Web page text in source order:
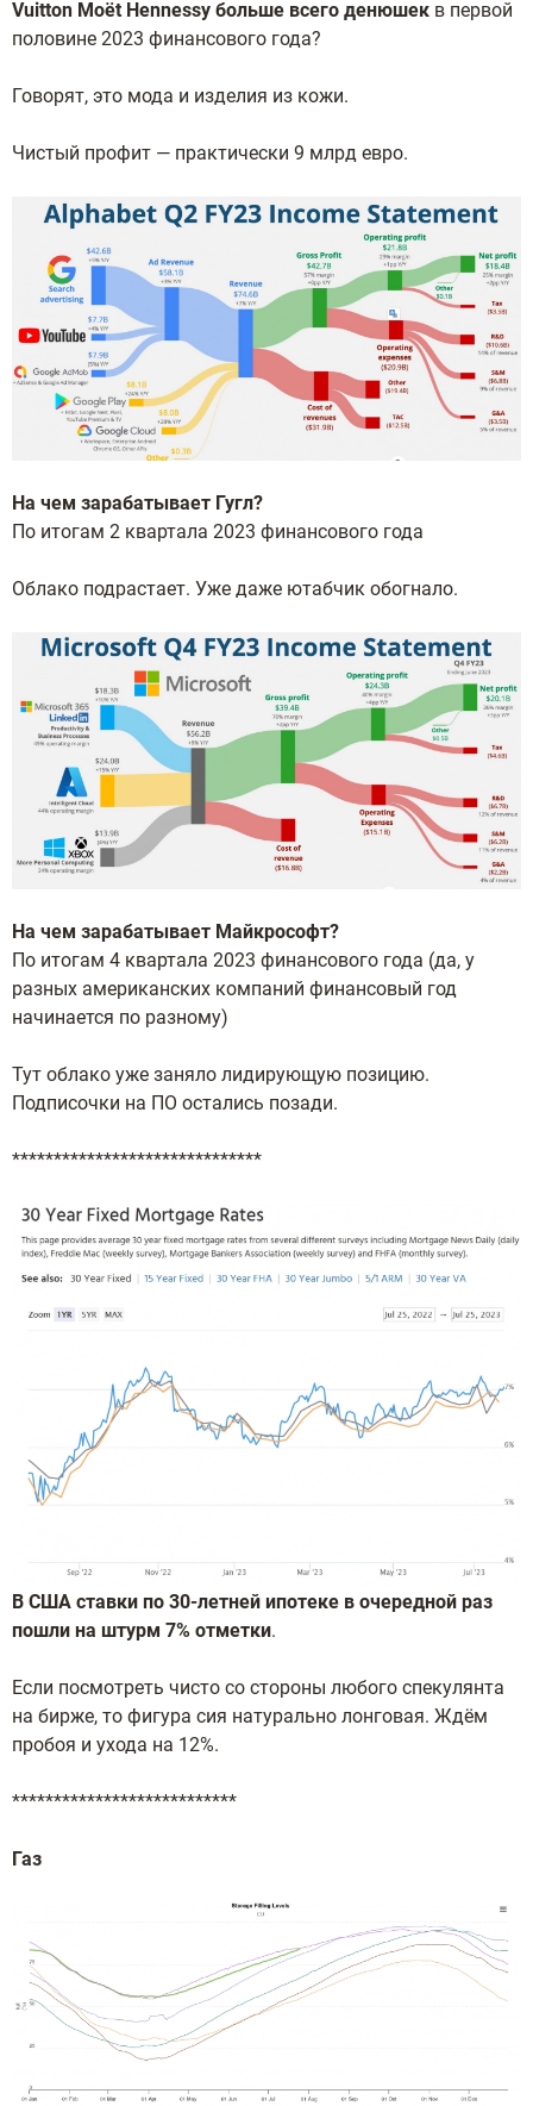
Vuitton Moët Hennessy больше всего денюшек в первой
половине 2023 финансового года?
Говорят, это мода и изделия из кожи.
Чистый профит — практически 9 млрд евро.
На чем зарабатывает Гугл?
По итогам 2 квартала 2023 финансового года
Облако подрастает. Уже даже ютабчик обогнало.
На чем зарабатывает Майкрософт?
По итогам 4 квартала 2023 финансового года (да, у
разных американских компаний финансовый год
начинается по разному)
Тут облако уже заняло лидирующую позицию.
Подписочки на ПО остались позади.
******************************
В США ставки по 30-летней ипотеке в очередной раз
пошли на штурм 7% отметки.
Если посмотреть чисто со стороны любого спекулянта
на бирже, то фигура сия натурально лонговая. Ждём
пробоя и ухода на 12%.
***************************
Газ